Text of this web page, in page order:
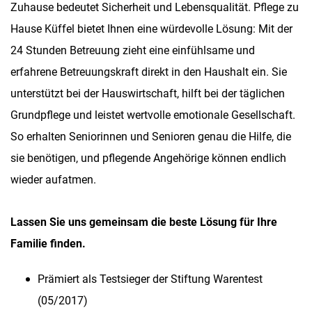
Zuhause bedeutet Sicherheit und Lebensqualität. Pflege zu
Hause Küffel bietet Ihnen eine würdevolle Lösung: Mit der
24 Stunden Betreuung zieht eine einfühlsame und
erfahrene Betreuungskraft direkt in den Haushalt ein. Sie
unterstützt bei der Hauswirtschaft, hilft bei der täglichen
Grundpflege und leistet wertvolle emotionale Gesellschaft.
So erhalten Seniorinnen und Senioren genau die Hilfe, die
sie benötigen, und pflegende Angehörige können endlich
wieder aufatmen.
Lassen Sie uns gemeinsam die beste Lösung für Ihre
Familie finden.
Prämiert als Testsieger der Stiftung Warentest
(05/2017)